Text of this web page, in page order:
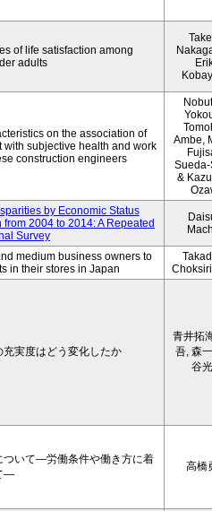
of life satisfaction among
adults
on the association of
subjective health and work
construction engineers
Ambe,
&
by Economic Status
2004 to 2014: A Repeated
Survey
medium business owners to
in their stores in Japan
実度はどう変化したか
青井拓
吾, 森
谷
ついて―労働条件や働き方に着
―
高橋